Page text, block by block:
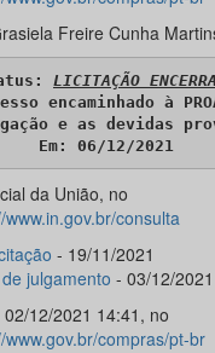
Freire Cunha
LICITAÇÃO
encaminhado à
e as devidas
​Em: 06/12/2021
da União, no
www.in.gov.br/consulta
- 19/11/2021
julgamento - 03/12/2021
02/12/2021 14:41, no
www.gov.br/compras/pt-br